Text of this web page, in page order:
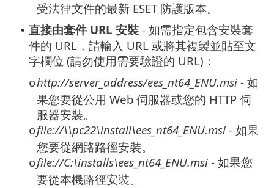
受法律文件的最新 ESET 防護版本。
• 直接由套件 URL 安裝 - 如需指定包含安裝套
件的 URL，請輸入 URL 或將其複製並貼至文
字欄位 (請勿使用需要驗證的 URL)：
ohttp://server_address/ees_nt64_ENU.msi - 如
果您要從公用 Web 伺服器或您的 HTTP 伺
服器安裝。
ofile://\\pc22\install\ees_nt64_ENU.msi - 如果
您要從網路路徑安裝。
ofile://C:\installs\ees_nt64_ENU.msi - 如果您
要從本機路徑安裝。